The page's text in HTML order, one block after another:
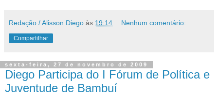
Redação / Alisson Diego às 19:14 Nenhum comentário:
Compartilhar
sexta-feira, 27 de novembro de 2009
Diego Participa do I Fórum de Política e
Juventude de Bambuí